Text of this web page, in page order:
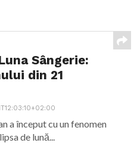
Sângerie:
din 21
a început cu un fenomen
de lună...